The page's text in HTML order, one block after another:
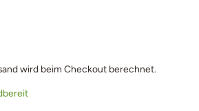
wird beim Checkout berechnet.